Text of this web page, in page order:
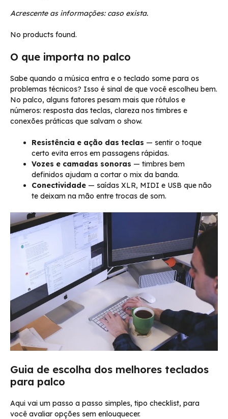
Acrescente as informações: caso exista.
No products found.
O que importa no palco
Sabe quando a música entra e o teclado some para os
problemas técnicos? Isso é sinal de que você escolheu bem.
No palco, alguns fatores pesam mais que rótulos e
números: resposta das teclas, clareza nos timbres e
conexões práticas que salvam o show.
Resistência e ação das teclas — sentir o toque
certo evita erros em passagens rápidas.
Vozes e camadas sonoras — timbres bem
definidos ajudam a cortar o mix da banda.
Conectividade — saídas XLR, MIDI e USB que não
te deixam na mão entre trocas de som.
Guia de escolha dos melhores teclados
para palco
Aqui vai um passo a passo simples, tipo checklist, para
você avaliar opções sem enlouquecer.